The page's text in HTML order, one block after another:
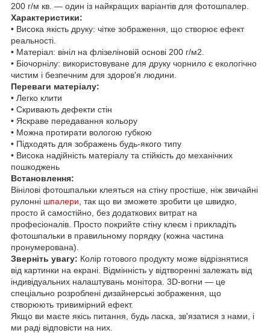
200 г/м кв. — один із найкращих варіантів для фотошпалер.
Характеристики:
• Висока якість друку: чітке зображення, що створює ефект
реальності.
• Матеріал: вініл на флізеліновій основі 200 г/м2.
• Біочорнілу: використовуване для друку чорнило є екологічно
чистим і безпечним для здоров'я людини.
Переваги матеріалу:
• Легко клити
• Скривають дефекти стін
• Яскраве передавання кольору
• Можна протирати вологою губкою
• Підходять для зображень будь-якого типу
• Висока надійність матеріалу та стійкість до механічних
пошкоджень
Встановлення:
Вінілові фотошпальки клеяться на стіну простіше, ніж звичайні
рулонні шпалери , так що ви зможете зробити це швидко,
просто й самостійно, без додаткових витрат на
професіоналів. Просто покрийте стіну клеєм і прикладіть
фотошпальки в правильному порядку (кожна частина
пронумерована).
Зверніть увагу: Колір готового продукту може відрізнятися
від картинки на екрані. Відмінність у відтворенні залежать від
індивідуальних налаштувань монітора. 3D-вогни — це
спеціально розроблені дизайнерські зображення, що
створюють тривимірний ефект.
Якщо ви маєте якісь питання, будь ласка, зв'язатися з нами, і
ми раді відповісти на них.